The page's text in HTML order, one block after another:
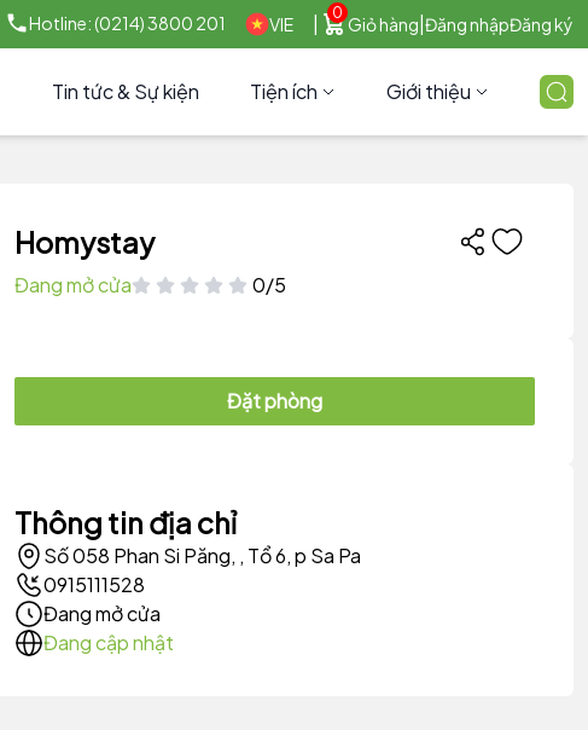
Hotline: (0214) 3800 201 VIE
0
Giỏ hàng Đăng nhậpĐăng ký
Tin tức & Sự kiện Tiện ích Giới thiệu
Homystay
Đang mở cửa 0/5
Đặt phòng
Thông tin địa chỉ
Số 058 Phan Si Păng, , Tổ 6, p Sa Pa
0915111528
Đang mở cửa
Đang cập nhật